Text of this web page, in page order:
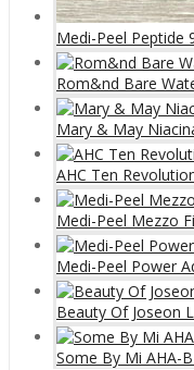
Medi-Peel Peptide
Rom&nd Bare
Mary & May
AHC Ten
Medi-Peel Mezzo
Medi-Peel Power
Beauty Of Joseon
Some By Mi AHA-